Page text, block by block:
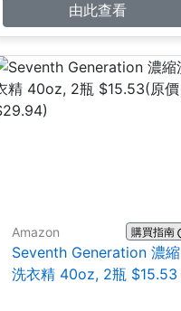
由此查看
Amazon 購買指南
Seventh Generation 濃縮
洗衣精 40oz, 2瓶 $15.53